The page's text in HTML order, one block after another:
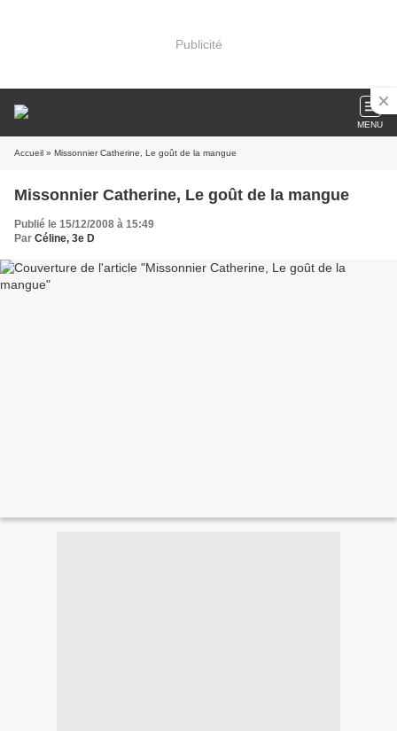
Publicité
MENU
Accueil » Missonnier Catherine, Le goût de la mangue
Missonnier Catherine, Le goût de la mangue
Publié le 15/12/2008 à 15:49
Par Céline, 3e D